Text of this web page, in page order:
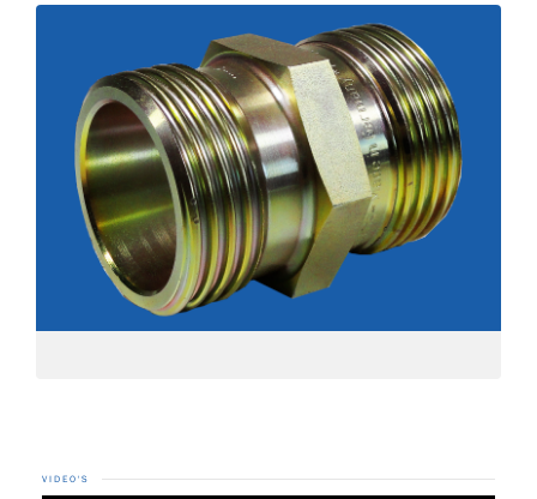
VIDEO'S